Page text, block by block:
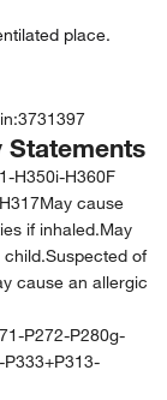
place.
:3731397
Statements
H350i-H360F
cause
if inhaled.May
of
cause an allergic
P272-P280g-